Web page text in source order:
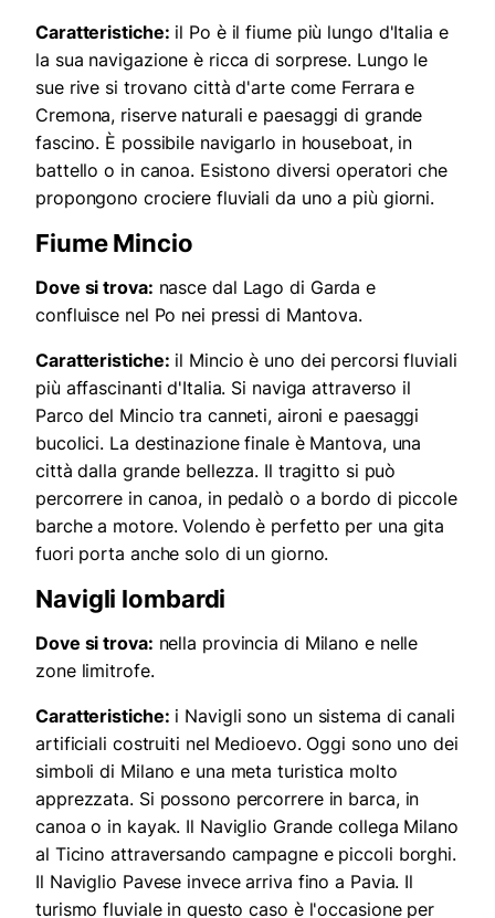
Caratteristiche: il Po è il fiume più lungo d'Italia e
la sua navigazione è ricca di sorprese. Lungo le
sue rive si trovano città d'arte come Ferrara e
Cremona, riserve naturali e paesaggi di grande
fascino. È possibile navigarlo in houseboat, in
battello o in canoa. Esistono diversi operatori che
propongono crociere fluviali da uno a più giorni.
Fiume Mincio
Dove si trova: nasce dal Lago di Garda e
confluisce nel Po nei pressi di Mantova.
Caratteristiche: il Mincio è uno dei percorsi fluviali
più affascinanti d'Italia. Si naviga attraverso il
Parco del Mincio tra canneti, aironi e paesaggi
bucolici. La destinazione finale è Mantova, una
città dalla grande bellezza. Il tragitto si può
percorrere in canoa, in pedalò o a bordo di piccole
barche a motore. Volendo è perfetto per una gita
fuori porta anche solo di un giorno.
Navigli lombardi
Dove si trova: nella provincia di Milano e nelle
zone limitrofe.
Caratteristiche: i Navigli sono un sistema di canali
artificiali costruiti nel Medioevo. Oggi sono uno dei
simboli di Milano e una meta turistica molto
apprezzata. Si possono percorrere in barca, in
canoa o in kayak. Il Naviglio Grande collega Milano
al Ticino attraversando campagne e piccoli borghi.
Il Naviglio Pavese invece arriva fino a Pavia. Il
turismo fluviale in questo caso è l'occasione per